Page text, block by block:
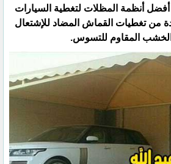
أنظمة المظلات لتغطية السيارات
من تغطيات القماش المضاد ‏للإشتعال
المقاوم للتسوس.‏